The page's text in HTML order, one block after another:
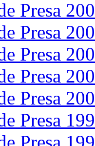
Presa
Presa
Presa
Presa
Presa
Presa
Presa